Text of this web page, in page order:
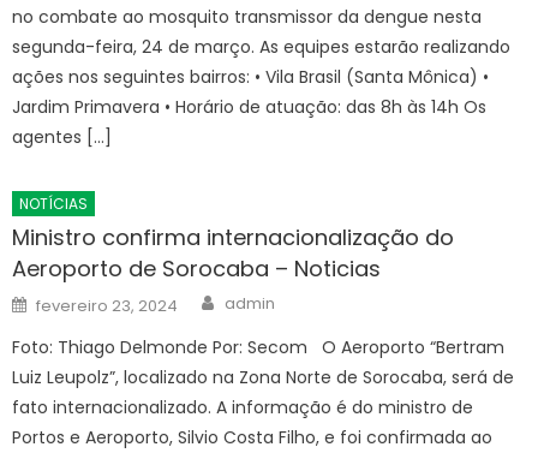
no combate ao mosquito transmissor da dengue nesta
segunda-feira, 24 de março. As equipes estarão realizando
ações nos seguintes bairros: • Vila Brasil (Santa Mônica) •
Jardim Primavera • Horário de atuação: das 8h às 14h Os
agentes […]
NOTÍCIAS
Ministro confirma internacionalização do
Aeroporto de Sorocaba – Noticias
Posted
on
fevereiro 23, 2024 Author
admin
Foto: Thiago Delmonde Por: Secom O Aeroporto “Bertram
Luiz Leupolz”, localizado na Zona Norte de Sorocaba, será de
fato internacionalizado. A informação é do ministro de
Portos e Aeroporto, Silvio Costa Filho, e foi confirmada ao